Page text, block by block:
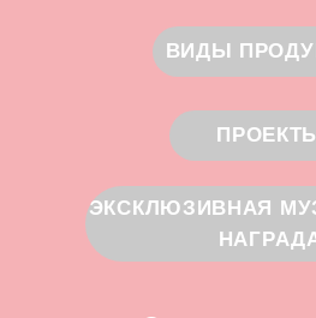
КОНТАКТЫ
ЭКСКЛЮЗИВНАЯ МУЗЫКАЛЬНАЯ
Cоздаем прекрасное.